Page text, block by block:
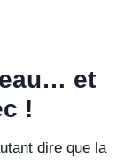
et
!
dire que la